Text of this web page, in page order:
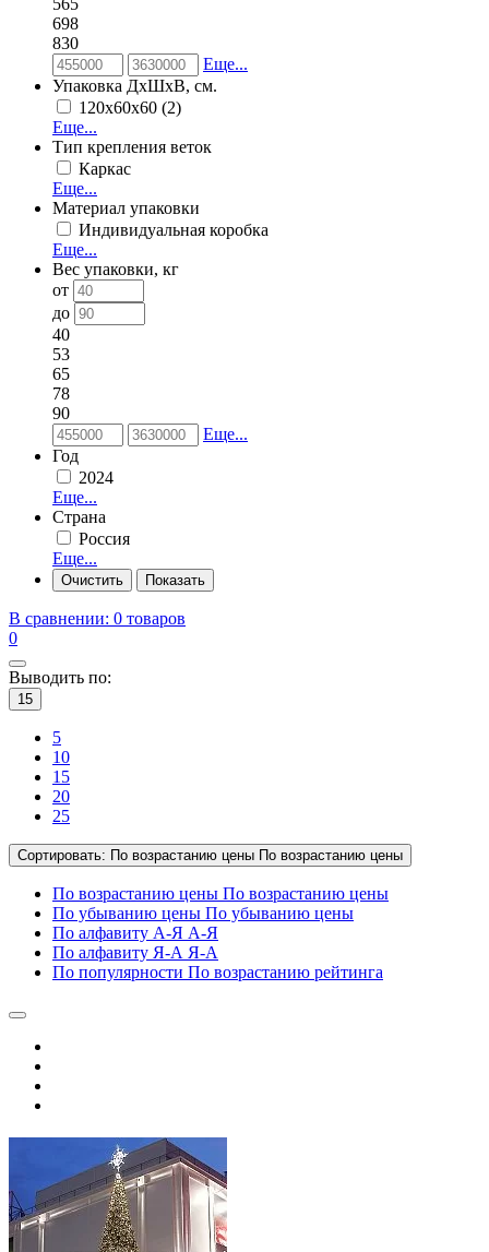
698
830
Еще...
Упаковка ДхШхВ, см.
120х60х60 (2)
Еще...
Тип крепления веток
Каркас
Еще...
Материал упаковки
Индивидуальная коробка
Еще...
Вес упаковки, кг
от
до
40
53
65
78
90
Еще...
Год
2024
Еще...
Страна
Россия
Еще...
В сравнении: 0 товаров
0
Выводить по:
15
5
10
15
20
25
Сортировать: По возрастанию цены По возрастанию цены
По возрастанию цены По возрастанию цены
По убыванию цены По убыванию цены
По алфавиту А-Я А-Я
По алфавиту Я-А Я-А
По популярности По возрастанию рейтинга